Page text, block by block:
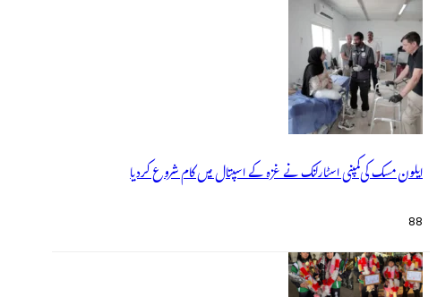
ایلون مسک کی کمپنی اسٹارلنک نے غزہ کے اسپتال میں کام شروع کردیا
88